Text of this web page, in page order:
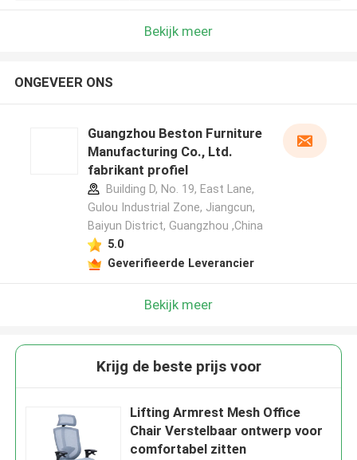
Bekijk meer
ONGEVEER ONS
Guangzhou Beston Furniture
Manufacturing Co., Ltd.
fabrikant profiel
Building D, No. 19, East Lane,
Gulou Industrial Zone, Jiangcun,
Baiyun District, Guangzhou ,China
5.0
Geverifieerde Leverancier
Bekijk meer
Krijg de beste prijs voor
Lifting Armrest Mesh Office
Chair Verstelbaar ontwerp voor
comfortabel zitten